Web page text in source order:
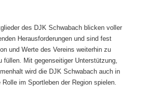
des DJK Schwabach blicken voller
Herausforderungen und sind fest
und Werte des Vereins weiterhin zu
füllen. Mit gegenseitiger Unterstützung,
wird die DJK Schwabach auch in
im Sportleben der Region spielen.